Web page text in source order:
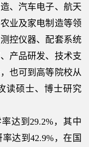
、汽车电子、航天
业及家电制造等领
控仪器、配套系统
产品研发、技术支
也可到高等院校从
读硕士、博士研究
达到 29.2% ，其中
率达到42.9% ，在国